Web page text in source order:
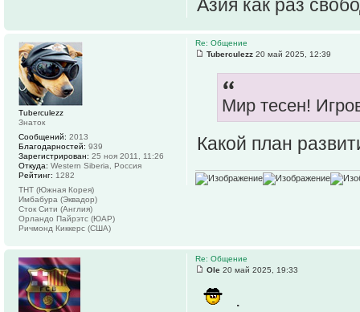
Азия как раз
Re: Общение
Tuberculezz 20 май 2025, 12:39
Мир тесен!
Какой план
Tuberculezz
Знаток
Сообщений: 2013
Благодарностей: 939
Зарегистрирован: 25 ноя 2011, 11:26
Откуда: Western Siberia, Россия
Рейтинг: 1282
ТНТ (Южная Корея)
Имбабура (Эквадор)
Сток Сити (Англия)
Орландо Пайрэтс (ЮАР)
Ричмонд Киккерс (США)
Re: Общение
Ole 20 май 2025, 19:33
.